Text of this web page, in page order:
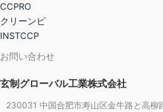
CCPRO
クリーンピ
INSTCCP
お問い合わせ
玄制グローバル工業株式会社
230031 中国合肥市寿山区金牛路と高柳